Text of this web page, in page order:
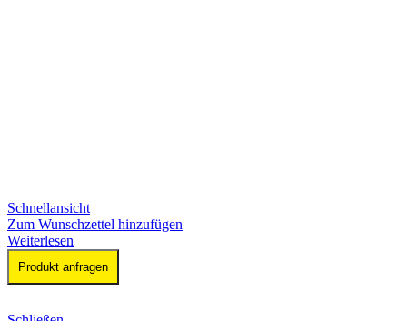
Schnellansicht
Zum Wunschzettel hinzufügen
Weiterlesen
Produkt anfragen